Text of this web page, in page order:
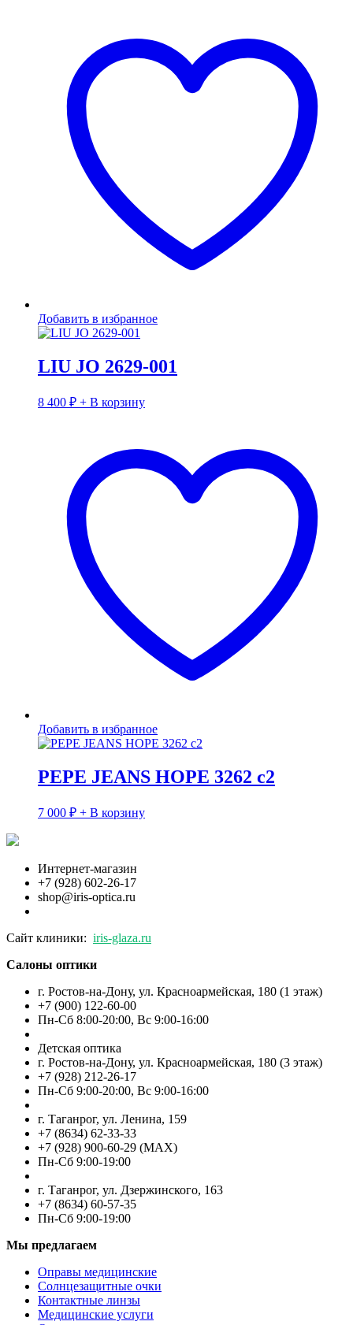
Добавить в избранное
LIU JO 2629-001
8 400 ₽ + В корзину
Добавить в избранное
PEPE JEANS HOPE 3262 c2
7 000 ₽ + В корзину
Интернет-магазин
+7 (928) 602-26-17
shop@iris-optica.ru
Сайт клиники: iris-glaza.ru
Салоны оптики
г. Ростов-на-Дону, ул. Красноармейская, 180 (1 этаж)
+7 (900) 122-60-00
Пн-Cб 8:00-20:00, Вс 9:00-16:00
Детская оптика
г. Ростов-на-Дону, ул. Красноармейская, 180 (3 этаж)
+7 (928) 212-26-17
Пн-Cб 9:00-20:00, Вс 9:00-16:00
г. Таганрог, ул. Ленина, 159
+7 (8634) 62-33-33
+7 (928) 900-60-29 (MAX)
Пн-Cб 9:00-19:00
г. Таганрог, ул. Дзержинского, 163
+7 (8634) 60-57-35
Пн-Сб 9:00-19:00
Мы предлагаем
Оправы медицинские
Солнцезащитные очки
Контактные линзы
Медицинские услуги